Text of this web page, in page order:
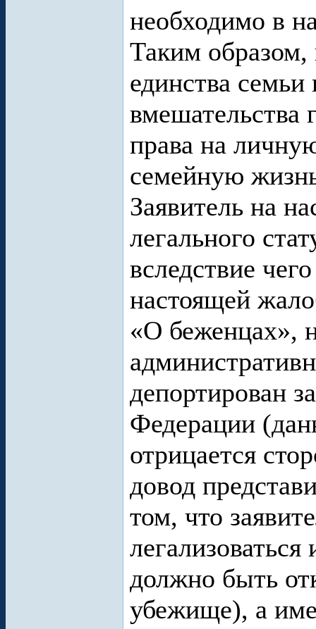
необходимо в
Таким
единства
вмешательства
права на
семейную
Заявитель на
легального
вследствие
настоящей
«О беженцах»,
депортирован
Федерации
отрицается
довод
том, что
должно быть
убежище), а